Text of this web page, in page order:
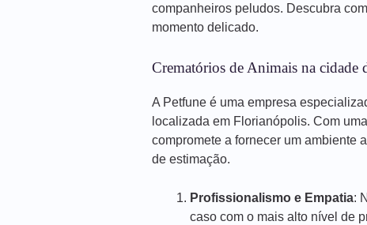
companheiros peludos. Descubra
momento delicado.
Crematórios de Animais na cidade
A Petfune é uma empresa
localizada em Florianópolis. Com
compromete a fornecer um ambiente
de estimação.
Profissionalismo e Empatia:
caso com o mais alto nível de